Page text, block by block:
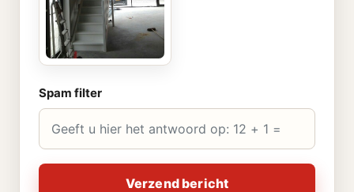
Spam filter
Verzend bericht